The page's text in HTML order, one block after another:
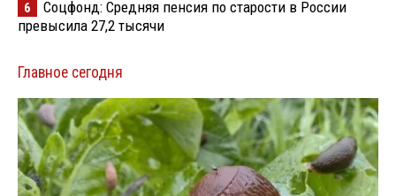
6
Соцфонд: Средняя пенсия по старости в России
превысила 27,2 тысячи
Главное сегодня